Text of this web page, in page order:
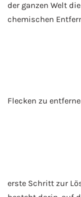
der ganzen Welt
chemischen
Flecken zu
erste Schritt zur